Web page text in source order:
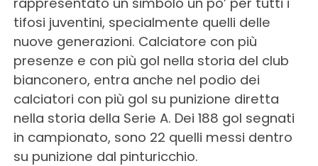
tifosi juventini, specialmente quelli delle
nuove generazioni. Calciatore con più
presenze e con più gol nella storia del club
bianconero, entra anche nel podio dei
calciatori con più gol su punizione diretta
nella storia della Serie A. Dei 188 gol segnati
in campionato, sono 22 quelli messi dentro
su punizione dal pinturicchio.